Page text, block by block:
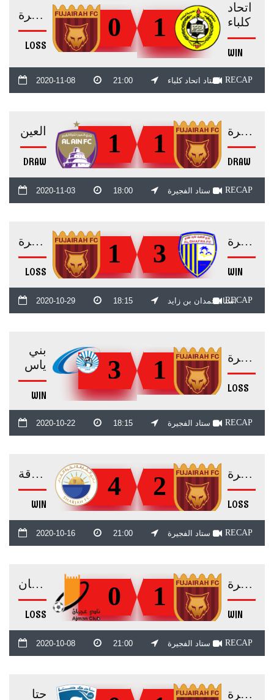
0 الفجيرة
LOSS
1
اتحاد
كلباء
WIN
2020-11-08 21:00 استاد اتحاد كلباء RECAP
1 العين
DRAW
1 الفجيرة
DRAW
2020-11-03 18:00 ستاد الفجيرة RECAP
1 الفجيرة
LOSS
3 الظفرة
WIN
2020-10-29 18:15 استاد حمدان بن زايدRECAP
3
بني
ياس
WIN
1 الفجيرة
LOSS
2020-10-22 18:15 ستاد الفجيرة RECAP
4 الشارقة
WIN
2 الفجيرة
LOSS
2020-10-16 21:00 ستاد الفجيرة RECAP
0 عجمان
LOSS
1 الفجيرة
WIN
2020-10-08 21:00 ستاد الفجيرة RECAP
حتا الفجيرة